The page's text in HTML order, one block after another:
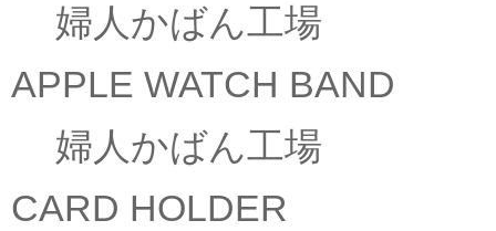
婦人かばん工場
APPLE WATCH BAND
婦人かばん工場
CARD HOLDER